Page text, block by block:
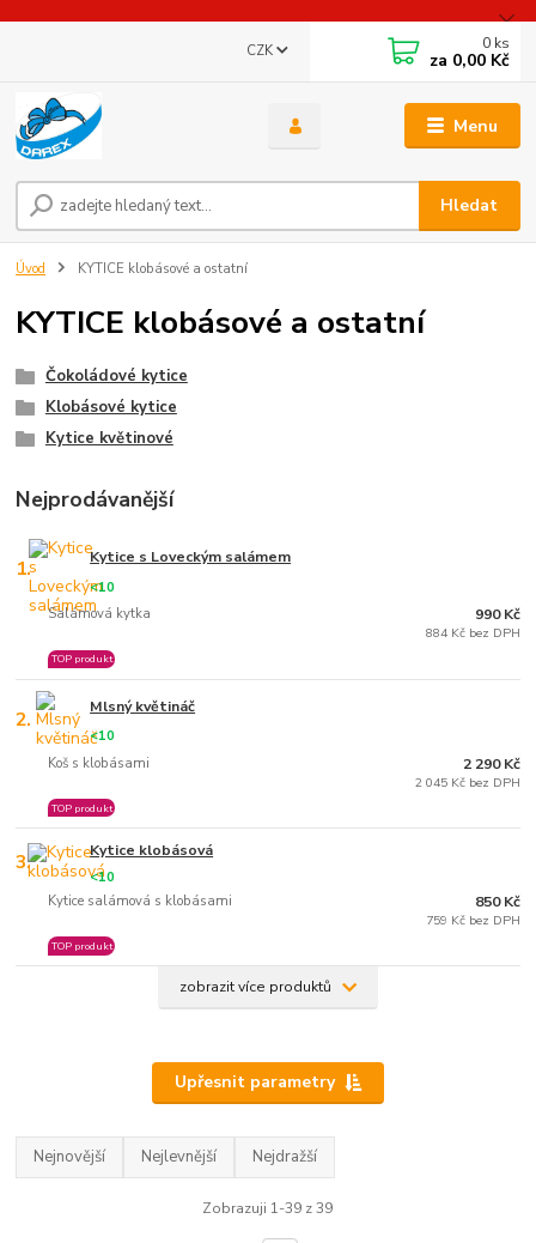
Menu
CZK
Hledat
0 ks
za 0,00 Kč
Úvod KYTICE klobásové a ostatní
KYTICE klobásové a ostatní
Čokoládové kytice
Klobásové kytice
Kytice květinové
Nejprodávanější
1. Kytice s Loveckým salámem
Salámová kytka
<10
TOP produkt
990 Kč
884 Kč bez DPH
2. Mlsný květináč
Koš s klobásami
<10
TOP produkt
2 290 Kč
2 045 Kč bez DPH
3. Kytice klobásová
Kytice salámová s klobásami
<10
TOP produkt
850 Kč
759 Kč bez DPH
zobrazit více produktů
Upřesnit parametry
Nejnovější Nejlevnější Nejdražší
Zobrazuji 1-39 z 39